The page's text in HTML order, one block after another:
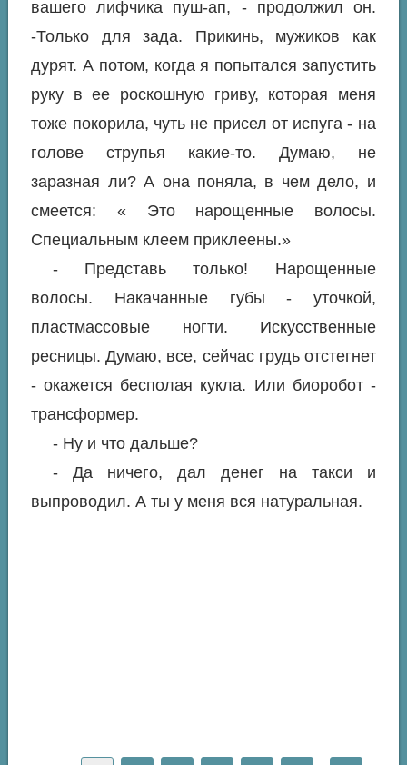
вашего лифчика пуш-ап, - продолжил он.
-Только для зада. Прикинь, мужиков как
дурят. А потом, когда я попытался запустить
руку в ее роскошную гриву, которая меня
тоже покорила, чуть не присел от испуга - на
голове струпья какие-то. Думаю, не
заразная ли? А она поняла, в чем дело, и
смеется: « Это нарощенные волосы.
Специальным клеем приклеены.»
- Представь только! Нарощенные
волосы. Накачанные губы - уточкой,
пластмассовые ногти. Искусственные
ресницы. Думаю, все, сейчас грудь отстегнет
- окажется бесполая кукла. Или биоробот -
трансформер.
- Ну и что дальше?
- Да ничего, дал денег на такси и
выпроводил. А ты у меня вся натуральная.